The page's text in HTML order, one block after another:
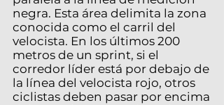
negra. Esta área delimita la zona
conocida como el carril del
velocista. En los últimos 200
metros de un sprint, si el
corredor líder está por debajo de
la línea del velocista rojo, otros
ciclistas deben pasar por encima